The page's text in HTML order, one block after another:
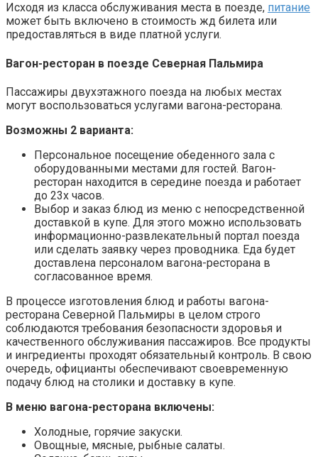
Исходя из класса обслуживания места в поезде, питание
может быть включено в стоимость жд билета или
предоставляться в виде платной услуги.
Вагон-ресторан в поезде Северная Пальмира
Пассажиры двухэтажного поезда на любых местах
могут воспользоваться услугами вагона-ресторана.
Возможны 2 варианта:
Персональное посещение обеденного зала с
оборудованными местами для гостей. Вагон-
ресторан находится в середине поезда и работает
до 23х часов.
Выбор и заказ блюд из меню с непосредственной
доставкой в купе. Для этого можно использовать
информационно-развлекательный портал поезда
или сделать заявку через проводника. Еда будет
доставлена персоналом вагона-ресторана в
согласованное время.
В процессе изготовления блюд и работы вагона-
ресторана Северной Пальмиры в целом строго
соблюдаются требования безопасности здоровья и
качественного обслуживания пассажиров. Все продукты
и ингредиенты проходят обязательный контроль. В свою
очередь, официанты обеспечивают своевременную
подачу блюд на столики и доставку в купе.
В меню вагона-ресторана включены:
Холодные, горячие закуски.
Овощные, мясные, рыбные салаты.